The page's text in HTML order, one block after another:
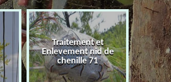
Traitement et
Enlevement nid de
chenille 71